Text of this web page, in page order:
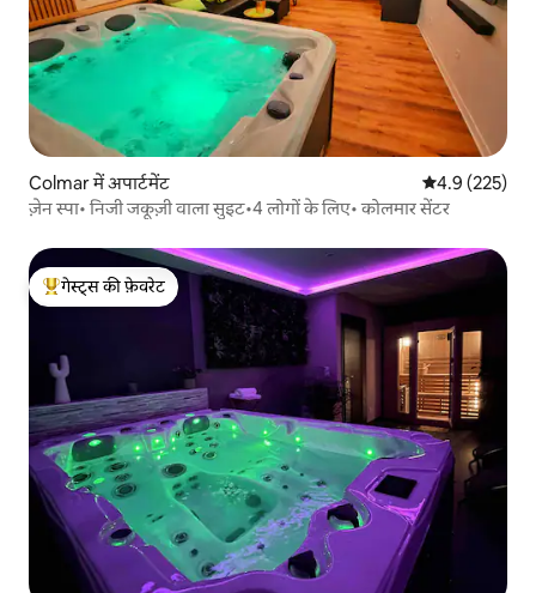
Colmar में अपार्टमेंट औसत रेटिंग 5 में
4.9 (225)
ज़ेन स्पा• निजी जकूज़ी वाला सुइट•4 लोगों के लिए• कोलमार सेंटर
गेस्ट्स का टॉप फ़ेवरेट
गेस्ट्स की फ़ेवरेट